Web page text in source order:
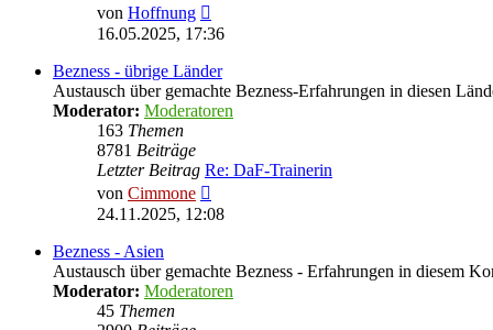
von Hoffnung
Beitrag
16.05.2025, 17:36
Bezness - übrige Länder
Austausch über gemachte Bezness-Erfahrungen in diesen
Moderator: Moderatoren
163 Themen
8781 Beiträge
Letzter Beitrag Re: DaF-Trainerin
von Cimmone
Beitrag
24.11.2025, 12:08
Bezness - Asien
Austausch über gemachte Bezness - Erfahrungen in diesem
Moderator: Moderatoren
45 Themen